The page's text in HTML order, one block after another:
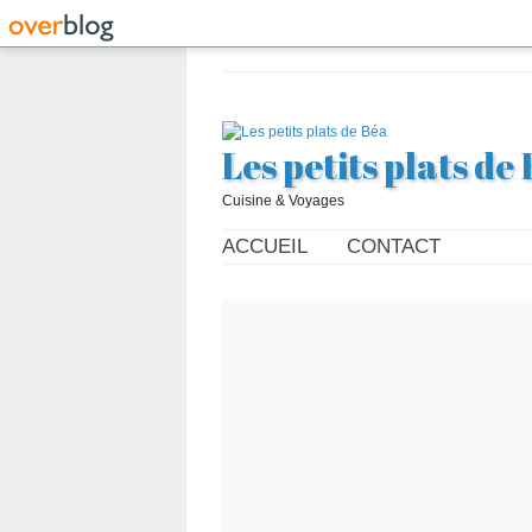
Les petits plats de
Cuisine & Voyages
ACCUEIL CONTACT